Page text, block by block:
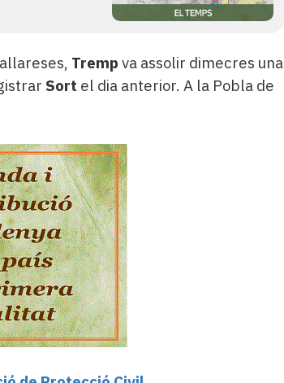
Tremp va assolir dimecres una
Sort el dia anterior. A la Pobla de